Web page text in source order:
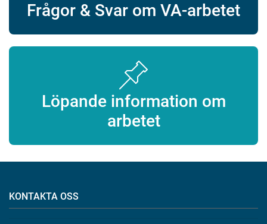
Frågor & Svar om VA-arbetet
Löpande information om
arbetet
KONTAKTA OSS